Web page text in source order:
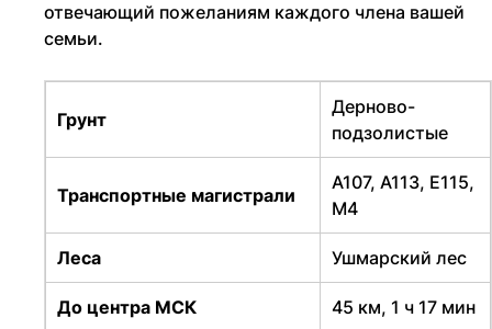
отвечающий пожеланиям каждого члена вашей
семьи.
Грунт
Дерново-
подзолистые
Транспортные магистрали
А107, А113, Е115,
М4
Леса Ушмарский лес
До центра МСК 45 км, 1 ч 17 мин